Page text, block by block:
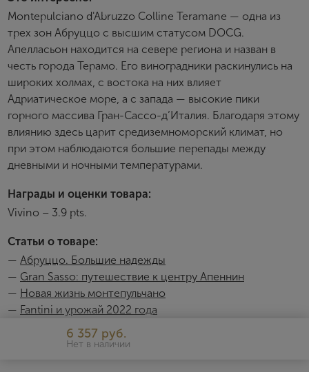
Montepulciano d'Abruzzo Colline Teramane — одна из
трех зон Абруццо с высшим статусом DOCG.
Апелласьон находится на севере региона и назван в
честь города Терамо. Его виноградники раскинулись на
широких холмах, с востока на них влияет
Адриатическое море, а с запада — высокие пики
горного массива Гран-Сассо-д’Италия. Благодаря этому
влиянию здесь царит средиземноморский климат, но
при этом наблюдаются большие перепады между
дневными и ночными температурами.
Награды и оценки товара:
Vivino – 3.9 pts.
Статьи о товаре:
— Абруццо. Большие надежды
— Gran Sasso: путешествие к центру Апеннин
— Новая жизнь монтепульчано
— Fantini и урожай 2022 года
6 357 руб.
Нет в наличии
Я хочу получать инфромацию об акциях и купоны со
скидкой